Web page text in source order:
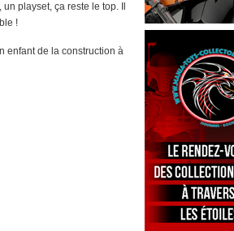
playset, ça reste le top. Il
!
enfant de la construction à